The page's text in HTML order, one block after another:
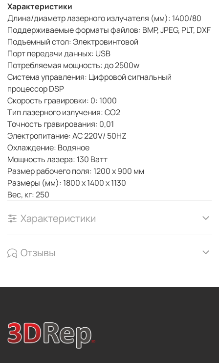
Характеристики
Длина/диаметр лазерного излучателя (мм): 1400/80
Поддерживаемые форматы файлов: BMP, JPEG, PLT, DXF
Подъемный стол: Электровинтовой
Порт передачи данных: USB
Потребляемая мощность: до 2500w
Система управления: Цифровой сигнальный
процессор DSP
Скорость гравировки: 0: 1000
Тип лазерного излучения: СО2
Точность гравирования: 0,01
Электропитание: AC 220V/ 50HZ
Охлаждение: Водяное
Мощность лазера: 130 Ватт
Размер рабочего поля: 1200 x 900 мм
Размеры (мм): 1800 x 1400 x 1130
Вес, кг: 250
Характеристики
Отзывы